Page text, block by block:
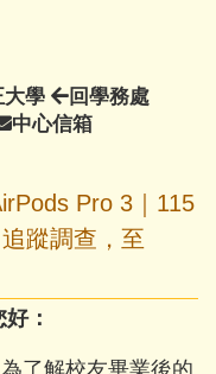
大學回
中
學
回學務處回
中心信箱中
箱
Pro 3｜115
蹤調查，至
：
了解校友畢業後的